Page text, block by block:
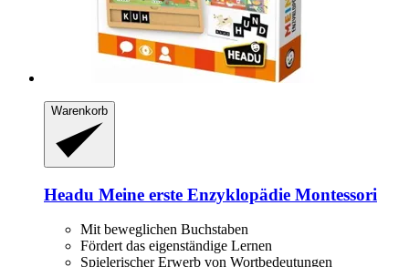
Warenkorb
Headu Meine erste Enzyklopädie Montessori
Mit beweglichen Buchstaben
Fördert das eigenständige Lernen
Spielerischer Erwerb von Wortbedeutungen